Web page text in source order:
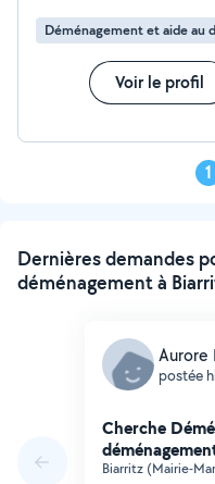
Déménagement et aide au
Voir le profil
1
Dernières demandes
déménagement à
Aurore
postée
Cherche
Biarritz (Mairie-